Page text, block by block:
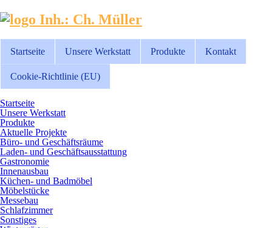
Inh.: Ch. Müller
Startseite Unsere Werkstatt Produkte Kontakt
Cookie-Richtlinie (EU)
Startseite
Unsere Werkstatt
Produkte
Aktuelle Projekte
Büro- und Geschäftsräume
Laden- und Geschäftsausstattung
Gastronomie
Innenausbau
Küchen- und Badmöbel
Möbelstücke
Messebau
Schlafzimmer
Sonstiges